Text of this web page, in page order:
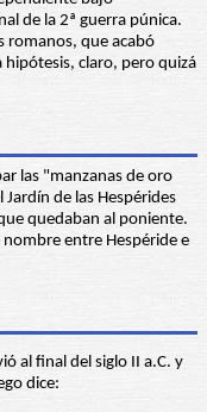
de la 2ª guerra púnica.
romanos, que acabó
hipótesis, claro, pero quizá
las "manzanas de oro
de las Hespérides
quedaban al poniente.
entre Hespéride e
al final del siglo II a.C. y
dice: